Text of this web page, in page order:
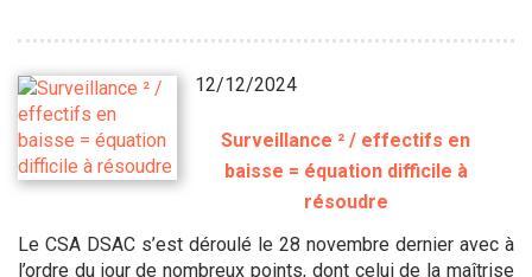
12/12/2024
Surveillance ² / effectifs en
baisse = équation difficile à
résoudre
Le CSA DSAC s’est déroulé le 28 novembre dernier avec à
l’ordre du jour de nombreux points, dont celui de la maîtrise